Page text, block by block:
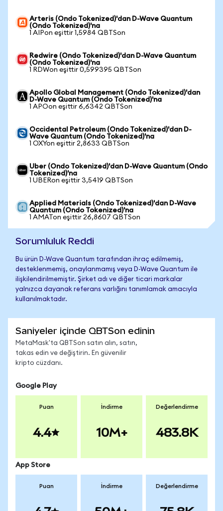
Arteris (Ondo Tokenized)'dan D-Wave Quantum
(Ondo Tokenized)'na
1 AIPon eşittir 1,5984 QBTSon
Redwire (Ondo Tokenized)'dan D-Wave Quantum
(Ondo Tokenized)'na
1 RDWon eşittir 0,599395 QBTSon
Apollo Global Management (Ondo Tokenized)'dan
D-Wave Quantum (Ondo Tokenized)'na
1 APOon eşittir 6,6342 QBTSon
Occidental Petroleum (Ondo Tokenized)'dan D-
Wave Quantum (Ondo Tokenized)'na
1 OXYon eşittir 2,8633 QBTSon
Uber (Ondo Tokenized)'dan D-Wave Quantum (Ondo
Tokenized)'na
1 UBERon eşittir 3,5419 QBTSon
Applied Materials (Ondo Tokenized)'dan D-Wave
Quantum (Ondo Tokenized)'na
1 AMATon eşittir 26,8607 QBTSon
Sorumluluk Reddi
Bu ürün D-Wave Quantum tarafından ihraç edilmemiş,
desteklenmemiş, onaylanmamış veya D-Wave Quantum ile
ilişkilendirilmemiştir. Şirket adı ve diğer ticari markalar
yalnızca dayanak referans varlığını tanımlamak amacıyla
kullanılmaktadır.
Saniyeler içinde QBTSon edinin
MetaMask'ta QBTSon satın alın, satın,
takas edin ve değiştirin. En güvenilir
kripto cüzdanı.
Google Play
Puan
4.4
İndirme
10M+
Değerlendirme
483.8K
App Store
Puan İndirme Değerlendirme